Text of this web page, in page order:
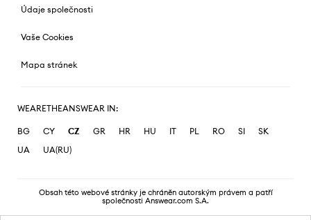
Údaje společnosti
Vaše Cookies
Mapa stránek
WEARETHEANSWEAR IN:
BG CY CZ GR HR HU IT PL RO SI
SK
UA
UA(RU)
Obsah této webové stránky je chráněn autorským právem a patří
společnosti Answear.com S.A.